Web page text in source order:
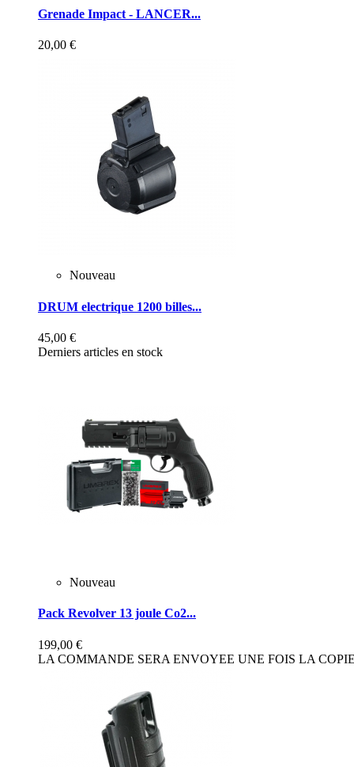
Grenade Impact - LANCER...
20,00 €
Nouveau
DRUM electrique 1200 billes...
45,00 €
Derniers articles en stock
Nouveau
Pack Revolver 13 joule Co2...
199,00 €
LA COMMANDE SERA ENVOYEE UNE FOIS LA